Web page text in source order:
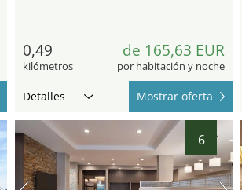
0,49
kilómetros
de 165,63 EUR
por habitación y noche
Detalles Mostrar oferta
6